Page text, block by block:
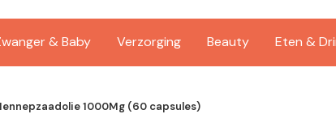
& Baby Verzorging Beauty Eten &
1000Mg (60 capsules)